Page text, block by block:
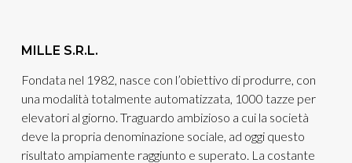
MILLE S.R.L.
Fondata nel 1982, nasce con l’obiettivo di produrre, con
una modalità totalmente automatizzata, 1000 tazze per
elevatori al giorno. Traguardo ambizioso a cui la società
deve la propria denominazione sociale, ad oggi questo
risultato ampiamente raggiunto e superato. La costante